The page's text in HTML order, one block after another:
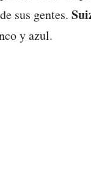
sus gentes.
y azul.